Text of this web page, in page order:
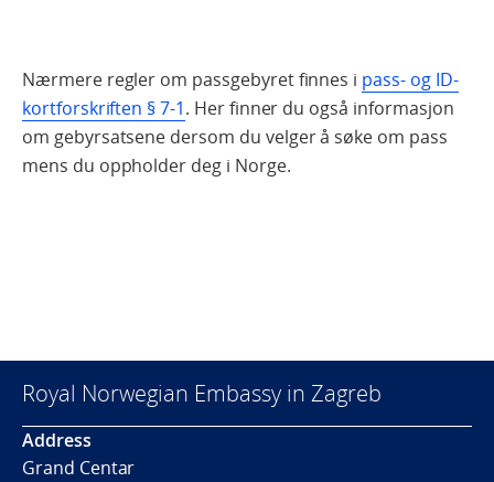
Nærmere regler om passgebyret finnes i pass- og ID-
kortforskriften § 7-1. Her finner du også informasjon
om gebyrsatsene dersom du velger å søke om pass
mens du oppholder deg i Norge.
Royal Norwegian Embassy in Zagreb
Address
Grand Centar